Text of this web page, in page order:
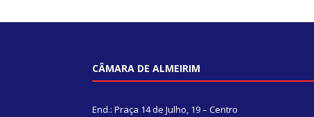
CÂMARA DE ALMEIRIM
End.: Praça 14 de Julho, 19 – Centro